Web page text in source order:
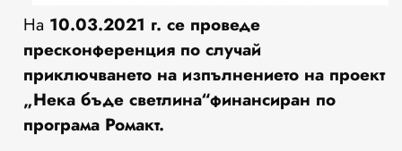
На 10.03.2021 г.се проведе
пресконференция по случай
приключването на изпълнението на проект
„Нека бъде светлина“финансиран по
програма Ромакт.